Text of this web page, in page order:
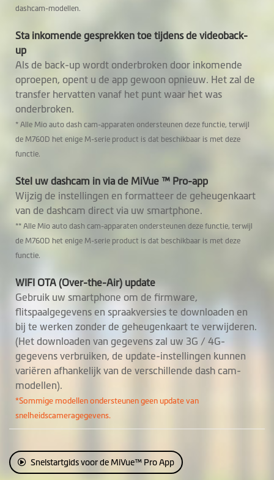
dashcam-modellen.
Sta inkomende gesprekken toe tijdens de videoback-
up
Als de back-up wordt onderbroken door inkomende
oproepen, opent u de app gewoon opnieuw. Het zal de
transfer hervatten vanaf het punt waar het was
onderbroken.
* Alle Mio auto dash cam-apparaten ondersteunen deze functie, terwijl
de M760D het enige M-serie product is dat beschikbaar is met deze
functie.
Stel uw dashcam in via de MiVue ™ Pro-app
Wijzig de instellingen en formatteer de geheugenkaart
van de dashcam direct via uw smartphone.
** Alle Mio auto dash cam-apparaten ondersteunen deze functie, terwijl
de M760D het enige M-serie product is dat beschikbaar is met deze
functie.
WIFI OTA (Over-the-Air) update
Gebruik uw smartphone om de firmware,
flitspaalgegevens en spraakversies te downloaden en
bij te werken zonder de geheugenkaart te verwijderen.
(Het downloaden van gegevens zal uw 3G / 4G-
gegevens verbruiken, de update-instellingen kunnen
variëren afhankelijk van de verschillende dash cam-
modellen).
*Sommige modellen ondersteunen geen update van
snelheidscameragegevens.
Snelstartgids voor de MiVue™ Pro App